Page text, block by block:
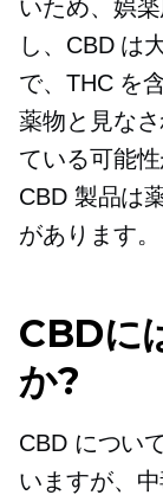
いため、娯
し、CBD は
で、THC を
薬物と見な
ている可能
CBD 製品は
があります。
CBDに
か?
CBD につい
いますが、